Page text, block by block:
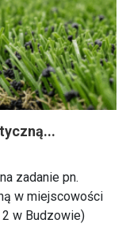
zadanie pn.
w miejscowości
w Budzowie)